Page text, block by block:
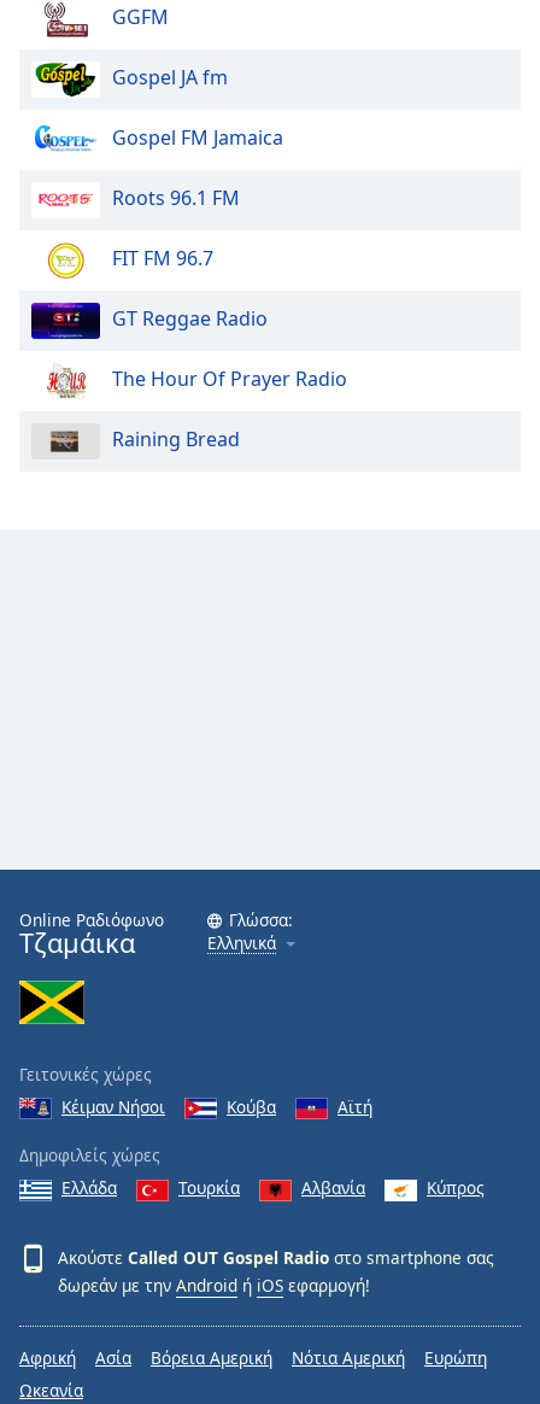
GGFM
Gospel JA fm
Gospel FM Jamaica
Roots 96.1 FM
FIT FM 96.7
GT Reggae Radio
The Hour Of Prayer Radio
Raining Bread
Online Ραδιόφωνο
Τζαμάικα
Γλώσσα:
Ελληνικά
Γειτονικές χώρες
Κέιμαν Νήσοι
Κούβα Αϊτή
Δημοφιλείς χώρες
Ελλάδα
Τουρκία Αλβανία Κύπρος
Ακούστε Called OUT Gospel Radio στο smartphone σας
δωρεάν με την Android ή iOS εφαρμογή!
Αφρική Ασία Βόρεια Αμερική Νότια Αμερική
Ευρώπη
Ωκεανία